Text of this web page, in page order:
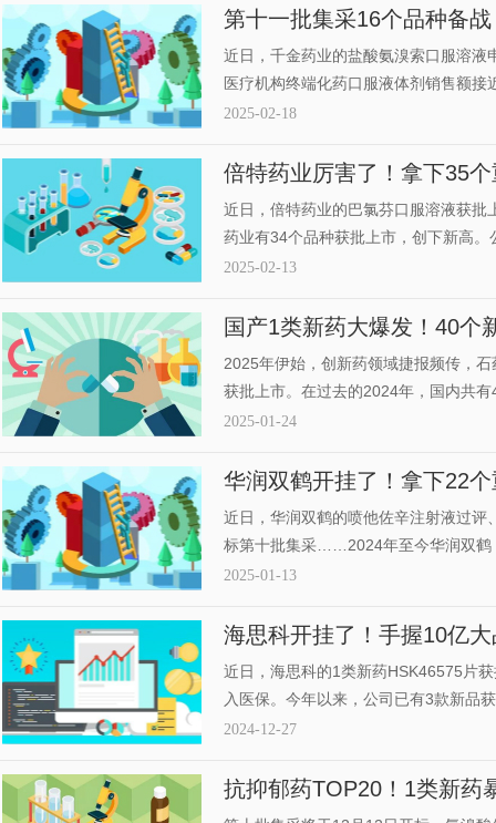
第十一批集采16个品种备
市场倍特、扬子江发力
近日，千金药业的盐酸氨溴索口服溶
医疗机构终端化药口服液体剂销售额
尤斯卡比、韩美领跑市场。品牌
一批集采，倍特、扬子江、诚济、京卫
2025-02-18
倍特药业厉害了！拿下35
1类新药、48个新品发力
近日，倍特药业的巴氯芬口服溶液获
药业有34个品种获批上市，创下新高
品种中标国采，24个品种备战第十一
2025-02-13
国产1类新药大爆发！40个
瑞、科伦、正大天晴大丰收
2025年伊始，创新药领域捷报频传，
获批上市。在过去的2024年，国内共
天晴、恒瑞、科伦、海思科收获颇丰
支持力度。
2025-01-24
华润双鹤开挂了！拿下22
屏，1类新药抢攻1400亿市
近日，华润双鹤的喷他佐辛注射液过
标第十批集采……2024年至今华润双鹤
22个品种获批上市，累计101个品种过
报产在审。
2025-01-13
海思科开挂了！手握10亿
药上市可期
近日，海思科的1类新药HSK46575片
入医保。今年以来，公司已有3款新品
异化创新，首款1类新药已成长为10亿
2024-12-27
抗抑郁药TOP20！1类新药